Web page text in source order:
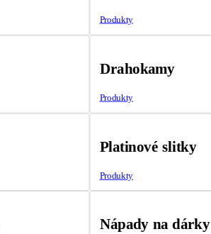
Produkty
Drahokamy
Produkty
Platinové slitky
Produkty
Nápady na dárky